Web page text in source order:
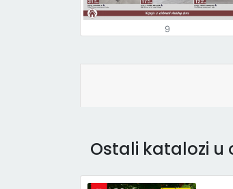
9
Ostali katalozi u